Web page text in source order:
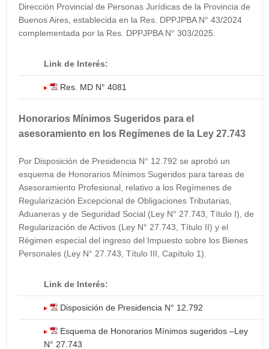
Dirección Provincial de Personas Jurídicas de la Provincia de
Buenos Aires, establecida en la Res. DPPJPBA N° 43/2024
complementada por la Res. DPPJPBA N° 303/2025.
Link de Interés:
Res. MD N° 4081
Honorarios Mínimos Sugeridos para el
asesoramiento en los Regímenes de la Ley 27.743
Por Disposición de Presidencia N° 12.792 se aprobó un
esquema de Honorarios Mínimos Sugeridos para tareas de
Asesoramiento Profesional, relativo a los Regímenes de
Regularización Excepcional de Obligaciones Tributarias,
Aduaneras y de Seguridad Social (Ley N° 27.743, Título I), de
Regularización de Activos (Ley N° 27.743, Título II) y el
Régimen especial del ingreso del Impuesto sobre los Bienes
Personales (Ley N° 27.743, Título III, Capítulo 1).
Link de Interés:
Disposición de Presidencia N° 12.792
Esquema de Honorarios Mínimos sugeridos –Ley
N° 27.743